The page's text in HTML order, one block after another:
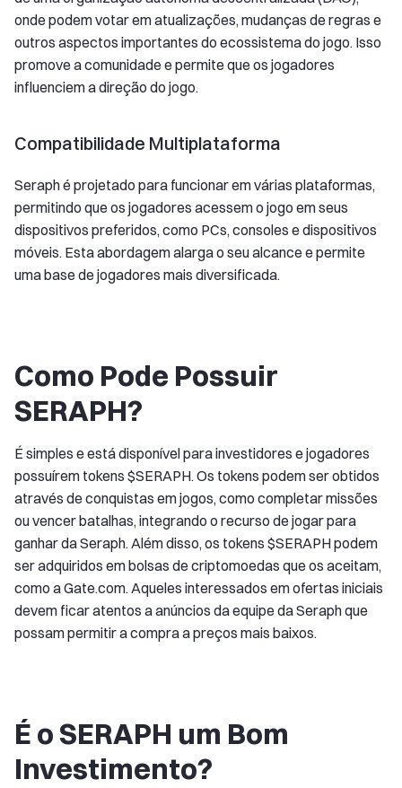
onde podem votar em atualizações, mudanças de regras e
outros aspectos importantes do ecossistema do jogo. Isso
promove a comunidade e permite que os jogadores
influenciem a direção do jogo.
Compatibilidade Multiplataforma
Seraph é projetado para funcionar em várias plataformas,
permitindo que os jogadores acessem o jogo em seus
dispositivos preferidos, como PCs, consoles e dispositivos
móveis. Esta abordagem alarga o seu alcance e permite
uma base de jogadores mais diversificada.
Como Pode Possuir
SERAPH?
É simples e está disponível para investidores e jogadores
possuírem tokens $SERAPH. Os tokens podem ser obtidos
através de conquistas em jogos, como completar missões
ou vencer batalhas, integrando o recurso de jogar para
ganhar da Seraph. Além disso, os tokens $SERAPH podem
ser adquiridos em bolsas de criptomoedas que os aceitam,
como a Gate.com. Aqueles interessados em ofertas iniciais
devem ficar atentos a anúncios da equipe da Seraph que
possam permitir a compra a preços mais baixos.
É o SERAPH um Bom
Investimento?